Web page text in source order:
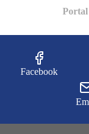
Portal
Facebook